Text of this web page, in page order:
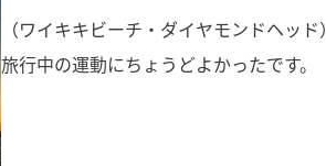
（ワイキキビーチ・ダイヤモンドヘッド）
旅行中の運動にちょうどよかったです。